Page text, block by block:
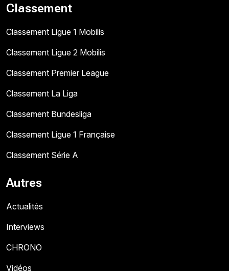
Classement
Classement Ligue 1 Mobilis
Classement Ligue 2 Mobilis
Classement Premier League
Classement La Liga
Classement Bundesliga
Classement Ligue 1 Française
Classement Série A
Autres
Actualités
Interviews
CHRONO
Vidéos